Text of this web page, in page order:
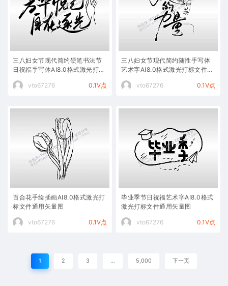
三八妇女节现代简约硬笔书法节
日祝福手写体AI8.0格式激光打标
文件通用矢量图
vto67276
0.1V点
三八妇女节现代简约随性手写体
艺术字AI8.0格式激光打标文件通
用矢量图
vto67276
0.1V点
百合花手绘插画AI8.0格式激光打
标文件通用矢量图
vto67276 0.1V点
毕业季节日祝福艺术字AI8.0格式
激光打标文件通用矢量图
vto67276 0.1V点
1 2 3 … 5,000 下一页